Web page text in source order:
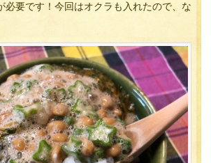
必要です！今回はオクラも入れたので、な